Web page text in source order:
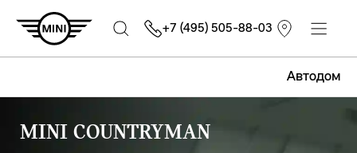
Автодом
+7 (495) 505-88-03
MINI COUNTRYMAN